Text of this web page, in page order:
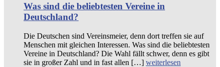
Was sind die beliebtesten Vereine in
Deutschland?
Die Deutschen sind Vereinsmeier, denn dort treffen sie auf
Menschen mit gleichen Interessen. Was sind die beliebtesten
Vereine in Deutschland? Die Wahl fällt schwer, denn es gibt
sie in großer Zahl und in fast allen […] weiterlesen